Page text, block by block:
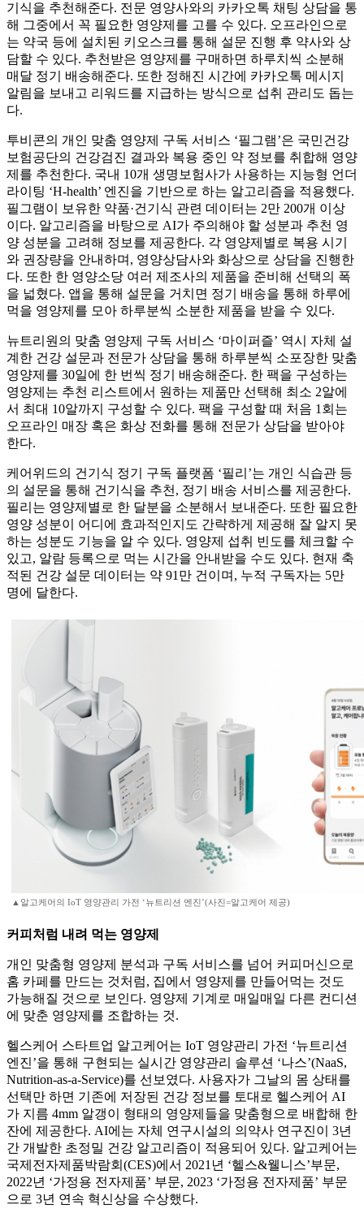
기식을 추천해준다. 전문 영양사와의 카카오톡 채팅 상담을 통
해 그중에서 꼭 필요한 영양제를 고를 수 있다. 오프라인으로
는 약국 등에 설치된 키오스크를 통해 설문 진행 후 약사와 상
담할 수 있다. 추천받은 영양제를 구매하면 하루치씩 소분해
매달 정기 배송해준다. 또한 정해진 시간에 카카오톡 메시지
알림을 보내고 리워드를 지급하는 방식으로 섭취 관리도 돕는
다.
투비콘의 개인 맞춤 영양제 구독 서비스 ‘필그램’은 국민건강
보험공단의 건강검진 결과와 복용 중인 약 정보를 취합해 영양
제를 추천한다. 국내 10개 생명보험사가 사용하는 지능형 언더
라이팅 ‘H-health’ 엔진을 기반으로 하는 알고리즘을 적용했다.
필그램이 보유한 약품·건기식 관련 데이터는 2만 200개 이상
이다. 알고리즘을 바탕으로 AI가 주의해야 할 성분과 추천 영
양 성분을 고려해 정보를 제공한다. 각 영양제별로 복용 시기
와 권장량을 안내하며, 영양상담사와 화상으로 상담을 진행한
다. 또한 한 영양소당 여러 제조사의 제품을 준비해 선택의 폭
을 넓혔다. 앱을 통해 설문을 거치면 정기 배송을 통해 하루에
먹을 영양제를 모아 하루분씩 소분한 제품을 받을 수 있다.
뉴트리원의 맞춤 영양제 구독 서비스 ‘마이퍼즐’ 역시 자체 설
계한 건강 설문과 전문가 상담을 통해 하루분씩 소포장한 맞춤
영양제를 30일에 한 번씩 정기 배송해준다. 한 팩을 구성하는
영양제는 추천 리스트에서 원하는 제품만 선택해 최소 2알에
서 최대 10알까지 구성할 수 있다. 팩을 구성할 때 처음 1회는
오프라인 매장 혹은 화상 전화를 통해 전문가 상담을 받아야
한다.
케어위드의 건기식 정기 구독 플랫폼 ‘필리’는 개인 식습관 등
의 설문을 통해 건기식을 추천, 정기 배송 서비스를 제공한다.
필리는 영양제별로 한 달분을 소분해서 보내준다. 또한 필요한
영양 성분이 어디에 효과적인지도 간략하게 제공해 잘 알지 못
하는 성분도 기능을 알 수 있다. 영양제 섭취 빈도를 체크할 수
있고, 알람 등록으로 먹는 시간을 안내받을 수도 있다. 현재 축
적된 건강 설문 데이터는 약 91만 건이며, 누적 구독자는 5만
명에 달한다.
▲알고케어의 IoT 영양관리 가전 ‘뉴트리션 엔진’(사진=알고케어 제공)
커피처럼 내려 먹는 영양제
개인 맞춤형 영양제 분석과 구독 서비스를 넘어 커피머신으로
홈 카페를 만드는 것처럼, 집에서 영양제를 만들어먹는 것도
가능해질 것으로 보인다. 영양제 기계로 매일매일 다른 컨디션
에 맞춘 영양제를 조합하는 것.
헬스케어 스타트업 알고케어는 IoT 영양관리 가전 ‘뉴트리션
엔진’을 통해 구현되는 실시간 영양관리 솔루션 ‘나스’(NaaS,
Nutrition-as-a-Service)를 선보였다. 사용자가 그날의 몸 상태를
선택만 하면 기존에 저장된 건강 정보를 토대로 헬스케어 AI
가 지름 4mm 알갱이 형태의 영양제들을 맞춤형으로 배합해 한
잔에 제공한다. AI에는 자체 연구시설의 의약사 연구진이 3년
간 개발한 초정밀 건강 알고리즘이 적용되어 있다. 알고케어는
국제전자제품박람회(CES)에서 2021년 ‘헬스&웰니스’부문,
2022년 ‘가정용 전자제품’ 부문, 2023 ‘가정용 전자제품’ 부문
으로 3년 연속 혁신상을 수상했다.